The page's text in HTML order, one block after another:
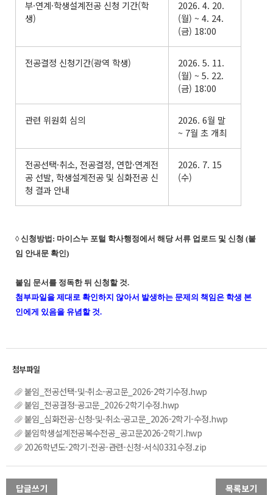
부·연계·학생설계전공 신청 기간(학
생)
2026. 4. 20.
(월) ~ 4. 24.
(금) 18:00
전공결정 신청기간(광역 학생)
2026. 5. 11.
(월) ~ 5. 22.
(금) 18:00
관련 위원회 심의
2026. 6월 말
~ 7월 초 개최
전공선택·취소, 전공결정, 연합·연계전
공 선발, 학생설계전공 및 심화전공 신
청 결과 안내
2026. 7. 15
(수)
◊ 신청방법: 마이스누 포털 학사행정에서 해당 서류 업로드 및 신청 (붙
임 안내문 확인)
붙임 문서를 정독한 뒤 신청할 것.
첨부파일을 제대로 확인하지 않아서 발생하는 문제의 책임은 학생 본
인에게 있음을 유념할 것.
붙임_전공선택-및-취소-공고문_2026-2학기수정.hwp
붙임_전공결정-공고문_2026-2학기수정.hwp
붙임_심화전공-신청-및-취소-공고문_2026-2학기-수정.hwp
붙임학생설계전공복수전공_공고문2026-2학기.hwp
2026학년도-2학기-전공-관련-신청-서식0331수정.zip
답글쓰기 목록보기